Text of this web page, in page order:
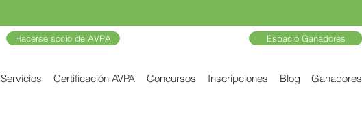
Hacerse socio de AVPA Espacio Ganadores
Servicios Certificación AVPA Concursos Inscripciones Blog Ganadores